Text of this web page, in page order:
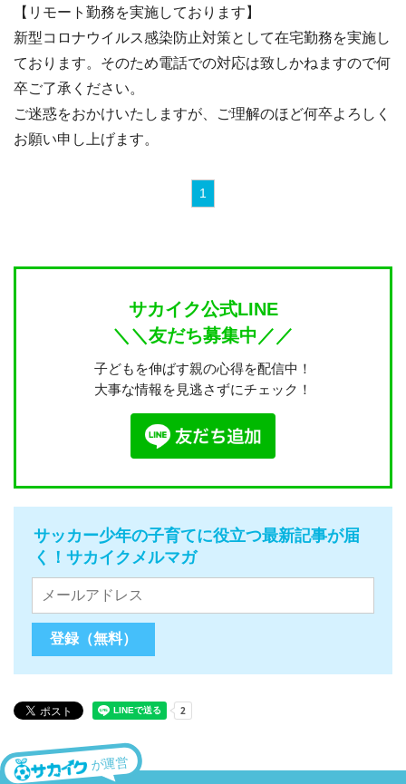
【リモート勤務を実施しております】
新型コロナウイルス感染防止対策として在宅勤務を実施し
ております。そのため電話での対応は致しかねますので何
卒ご了承ください。
ご迷惑をおかけいたしますが、ご理解のほど何卒よろしく
お願い申し上げます。
1
サカイク公式LINE
＼＼友だち募集中／／
子どもを伸ばす親の心得を配信中！
大事な情報を見逃さずにチェック！
サッカー少年の子育てに役立つ最新記事が届
く！サカイクメルマガ
が運営